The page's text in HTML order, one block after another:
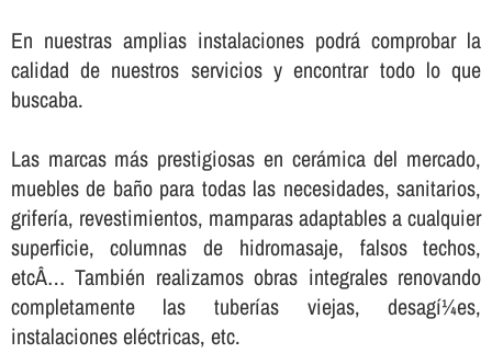
En nuestras amplias instalaciones podrá comprobar la
calidad de nuestros servicios y encontrar todo lo que
buscaba.
Las marcas más prestigiosas en cerámica del mercado,
muebles de baño para todas las necesidades, sanitarios,
griferí­a, revestimientos, mamparas adaptables a cualquier
superficie, columnas de hidromasaje, falsos techos,
etcÂ… También realizamos obras integrales renovando
completamente las tuberí­as viejas, desagí¼es,
instalaciones eléctricas, etc.